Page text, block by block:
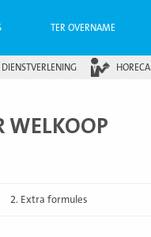
TER OVERNAME
DIENSTVERLENING HORECA
WELKOOP
2. Extra formules